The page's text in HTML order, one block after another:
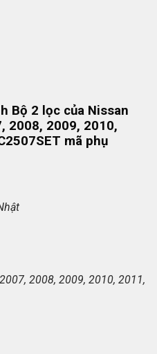
Bộ 2 lọc của Nissan
2008, 2009, 2010,
mã phụ
ật
2008, 2009, 2010, 2011,